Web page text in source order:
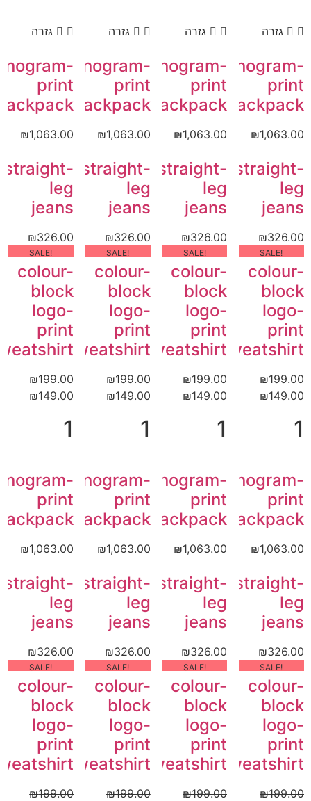
גזרה
Monogram-
print
backpack
₪1,063.00
straight-
leg
jeans
₪326.00
!SALE
colour-
block
logo-
print
sweatshirt
₪199.00
₪149.00
1
Monogram-
print
backpack
₪1,063.00
straight-
leg
jeans
₪326.00
!SALE
colour-
block
logo-
print
sweatshirt
₪199.00
גזרה
Monogram-
print
backpack
₪1,063.00
straight-
leg
jeans
₪326.00
!SALE
colour-
block
logo-
print
sweatshirt
₪199.00
₪149.00
1
Monogram-
print
backpack
₪1,063.00
straight-
leg
jeans
₪326.00
!SALE
colour-
block
logo-
print
sweatshirt
₪199.00
גזרה
Monogram-
print
backpack
₪1,063.00
straight-
leg
jeans
₪326.00
!SALE
colour-
block
logo-
print
sweatshirt
₪199.00
₪149.00
1
Monogram-
print
backpack
₪1,063.00
straight-
leg
jeans
₪326.00
!SALE
colour-
block
logo-
print
sweatshirt
₪199.00
גזרה
print
₪1,063.00
straight-
leg
jeans
₪326.00
!SALE
colour-
block
logo-
print
₪199.00
₪149.00
1
print
₪1,063.00
straight-
leg
jeans
₪326.00
!SALE
colour-
block
logo-
print
₪199.00